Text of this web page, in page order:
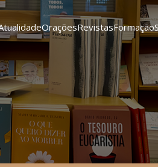
OraçõesRevistasFormação